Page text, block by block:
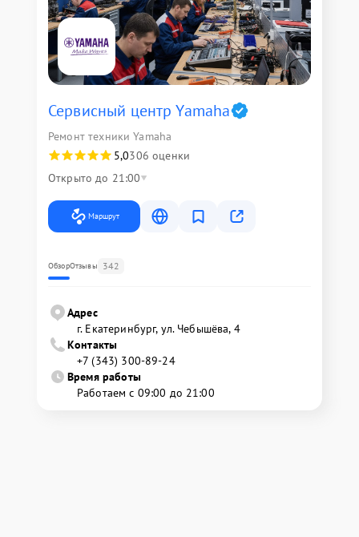
Сервисный центр Yamaha
Ремонт техники Yamaha
5,0306 оценки
Открыто до 21:00
Маршрут
ОбзорОтзывы 342
Адрес
г. Екатеринбург, ул. Чебышёва, 4
Контакты
+7 (343) 300-89-24
Время работы
Работаем с 09:00 до 21:00